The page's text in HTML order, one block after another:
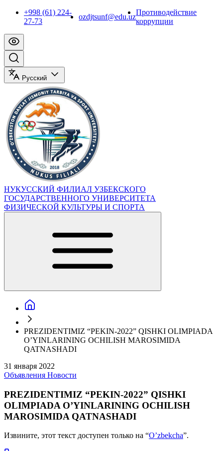
+998 (61) 224-
27-73
ozdjtsunf@edu.uz
Противодействие
коррупции
Русский
НУКУССКИЙ ФИЛИАЛ УЗБЕКСКОГО
ГОСУДАРСТВЕННОГО УНИВЕРСИТЕТА
ФИЗИЧЕСКОЙ КУЛЬТУРЫ И СПОРТА
PREZIDENTIMIZ “PEKIN-2022” QISHKI OLIMPIADA
O’YINLARINING OCHILISH MAROSIMIDA
QATNASHADI
31 января 2022
Объявления Новости
PREZIDENTIMIZ “PEKIN-2022” QISHKI
OLIMPIADA O’YINLARINING OCHILISH
MAROSIMIDA QATNASHADI
Извините, этот текст доступен только на “O’zbekcha”.